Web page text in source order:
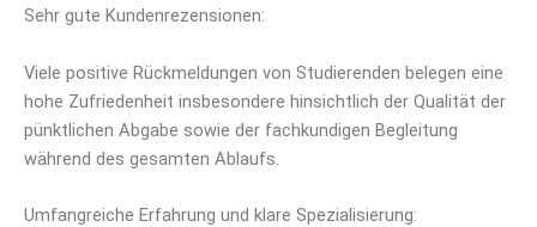
Sehr gute Kundenrezensionen:
Viele positive Rückmeldungen von Studierenden belegen eine
hohe Zufriedenheit insbesondere hinsichtlich der Qualität der
pünktlichen Abgabe sowie der fachkundigen Begleitung
während des gesamten Ablaufs.
Umfangreiche Erfahrung und klare Spezialisierung: